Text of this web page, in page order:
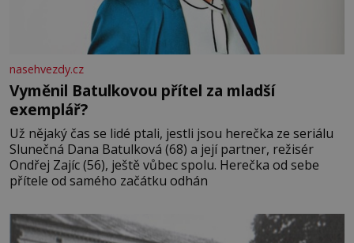
nasehvezdy.cz
Vyměnil Batulkovou přítel za mladší
exemplář?
Už nějaký čas se lidé ptali, jestli jsou herečka ze seriálu
Slunečná Dana Batulková (68) a její partner, režisér
Ondřej Zajíc (56), ještě vůbec spolu. Herečka od sebe
přítele od samého začátku odhán